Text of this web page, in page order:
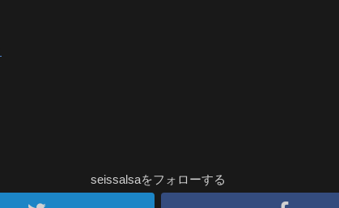
seissalsaをフォローする